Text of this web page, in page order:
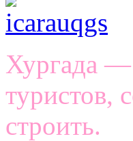
Хургада —
туристов,
строить.